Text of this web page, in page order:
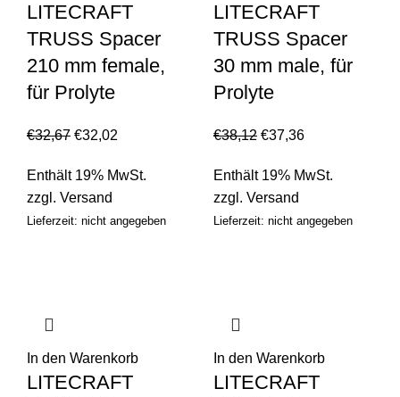
LITECRAFT
TRUSS Spacer
210 mm female,
für Prolyte
€32,67 €32,02
Enthält 19% MwSt.
zzgl. Versand
Lieferzeit: nicht angegeben
LITECRAFT
TRUSS Spacer
30 mm male, für
Prolyte
€38,12 €37,36
Enthält 19% MwSt.
zzgl. Versand
Lieferzeit: nicht angegeben
In den Warenkorb
LITECRAFT
In den Warenkorb
LITECRAFT